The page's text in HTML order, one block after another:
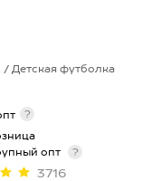
Детская футболка
?
опт
?
3716